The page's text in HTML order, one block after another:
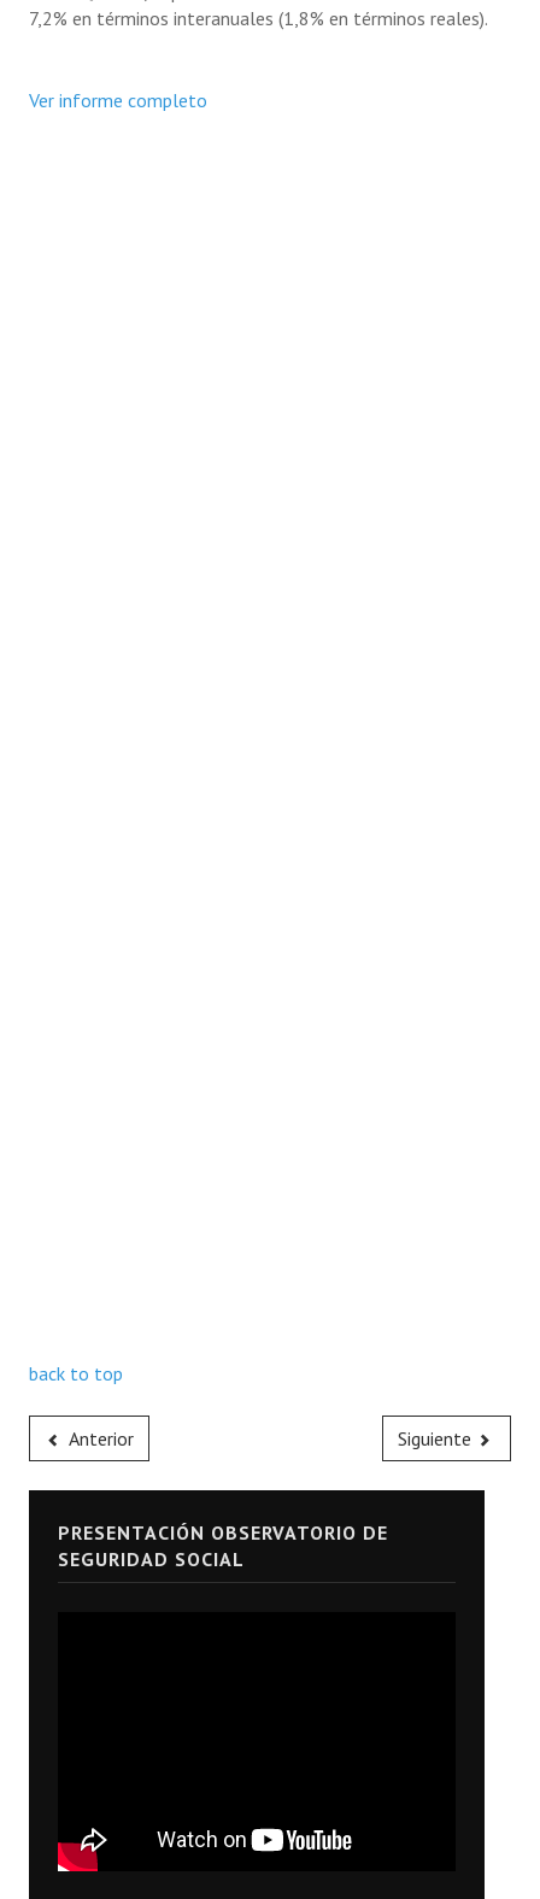
7,2% en términos interanuales (1,8% en términos reales).
Ver informe completo
back to top
Anterior Siguiente
PRESENTACIÓN OBSERVATORIO DE
SEGURIDAD SOCIAL